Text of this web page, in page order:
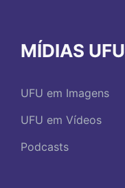
MÍDIAS UFU
UFU em Imagens
UFU em Vídeos
Podcasts